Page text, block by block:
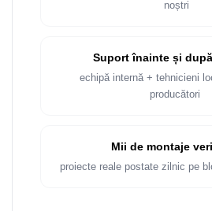
Rame Adaptoare Porsche
Rame adaptoare Daihatsu
noștri
Suport înainte și
echipă internă + tehnicieni
producători
Mii de montaje
proiecte reale postate zilnic pe